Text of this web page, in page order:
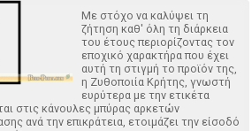
Με στόχο να καλύψει τη
ζήτηση καθ' όλη τη διάρκεια
του έτους περιορίζοντας τον
εποχικό χαρακτήρα που έχει
αυτή τη στιγμή το προϊόν της,
η Ζυθοποιία Κρήτης, γνωστή
ευρύτερα µε την ετικέτα
στις κάνουλες µπύρας αρκετών
ανά την επικράτεια, ετοιμάζει την είσοδό